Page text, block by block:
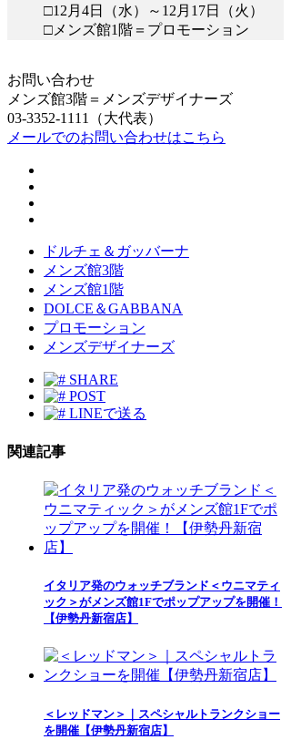
□12月4日（水）～12月17日（火）
□メンズ館1階＝プロモーション
お問い合わせ
メンズ館3階＝メンズデザイナーズ
03-3352-1111（大代表）
メールでのお問い合わせはこちら
ドルチェ＆ガッバーナ
メンズ館3階
メンズ館1階
DOLCE＆GABBANA
プロモーション
メンズデザイナーズ
SHARE
POST
LINEで送る
関連記事
イタリア発のウォッチブランド＜ウニマティ
ック＞がメンズ館1Fでポップアップを開催！
【伊勢丹新宿店】
＜レッドマン＞｜スペシャルトランクショー
を開催【伊勢丹新宿店】